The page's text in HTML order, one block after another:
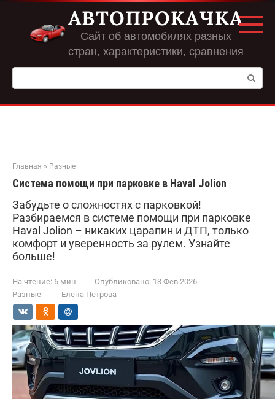
Перейти
контенту
АВТОПРОКАЧКА
Сайт об автомобилях разных
стран, характеристики, сравнения
Поиск:
Главная » Разные
Система помощи при парковке в Haval Jolion
Забудьте о сложностях с парковкой!
Разбираемся в системе помощи при парковке
Haval Jolion – никаких царапин и ДТП, только
комфорт и уверенность за рулем. Узнайте
больше!
На чтение: 6 мин Опубликовано: 13 Фев 2026
Разные
Елена Петрова